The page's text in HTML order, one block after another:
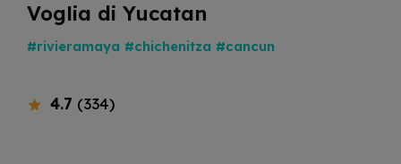
Voglia di Yucatan
#rivieramaya #chichenitza #cancun
4.7 (334)